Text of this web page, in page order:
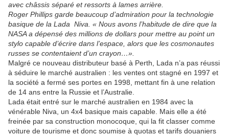
avec châssis séparé et ressorts à lames arrière.
Roger Phillips garde beaucoup d’admiration pour la technologie
basique de la Lada Niva. « Nous avons l’habitude de dire que la
NASA a dépensé des millions de dollars pour mettre au point un
stylo capable d’écrire dans l’espace, alors que les cosmonautes
russes se contentaient d’un crayon…».
Malgré ce nouveau distributeur basé à Perth, Lada n’a pas réussi
à séduire le marché australien : les ventes ont stagné en 1997 et
la société a fermé ses portes en 1998, mettant fin à une relation
de 14 ans entre la Russie et l’Australie.
Lada était entré sur le marché australien en 1984 avec la
vénérable Niva, un 4x4 basique mais capable. Mais elle a été
freinée par sa construction monocoque, qui la fit classer comme
voiture de tourisme et donc soumise à quotas et tarifs douaniers